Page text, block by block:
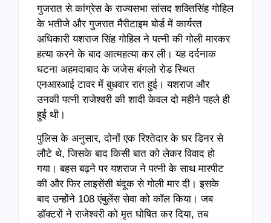
गुजरात से कांग्रेस के राज्यसभा सांसद शक्तिसिंह गोहिल
के भतीजे और गुजरात मैरीटाइम बोर्ड में कार्यरत
अधिकारी यशराज सिंह गोहिल ने पत्नी की गोली मारकर
हत्या करने के बाद आत्महत्या कर ली। यह दर्दनाक
घटना अहमदाबाद के जजेस बंगलो रोड स्थित
एनआरआई टावर में बुधवार रात हुई। यशराज और
उनकी पत्नी राजेश्वरी की शादी केवल दो महीने पहले ही
हुई थी।
पुलिस के अनुसार, दोनों एक रिश्तेदार के घर डिनर से
लौटे थे, जिसके बाद किसी बात को लेकर विवाद हो
गया। बहस बढ़ने पर यशराज ने पत्नी के साथ मारपीट
की और फिर लाइसेंसी बंदूक से गोली मार दी। इसके
बाद उन्होंने 108 एंबुलेंस सेवा को कॉल किया। जब
डॉक्टरों ने राजेश्वरी को मृत घोषित कर दिया, तब